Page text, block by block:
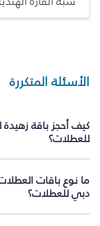
الأسئلة المتكررة
كيف أحجز باقة
للعطلات؟
ما نوع باقات
دبي للعطلات؟